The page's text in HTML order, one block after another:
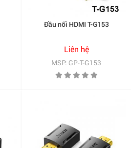
Đầu nối HDMI T-G153
Liên hệ
MSP: GP-T-G153